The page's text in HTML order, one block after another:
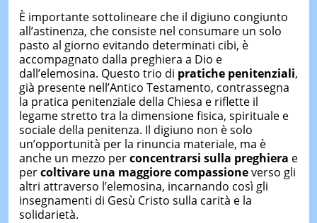
È importante sottolineare che il digiuno congiunto
all’astinenza, che consiste nel consumare un solo
pasto al giorno evitando determinati cibi, è
accompagnato dalla preghiera a Dio e
dall’elemosina. Questo trio di pratiche penitenziali,
già presente nell’Antico Testamento, contrassegna
la pratica penitenziale della Chiesa e riflette il
legame stretto tra la dimensione fisica, spirituale e
sociale della penitenza. Il digiuno non è solo
un’opportunità per la rinuncia materiale, ma è
anche un mezzo perconcentrarsi sulla preghiera e
percoltivare una maggiore compassioneverso gli
altri attraverso l’elemosina, incarnando così gli
insegnamenti di Gesù Cristo sulla carità e la
solidarietà.